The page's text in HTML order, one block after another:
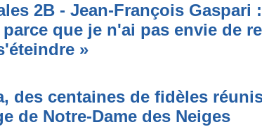
2B - Jean-François Gaspari
que je n'ai pas envie de
»
des centaines de fidèles
de Notre-Dame des Neiges